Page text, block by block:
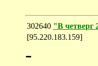
302640 "В четверг
[95.220.183.159]
-